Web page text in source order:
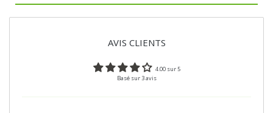
AVIS CLIENTS
4.00 sur 5
Basé sur 3 avis